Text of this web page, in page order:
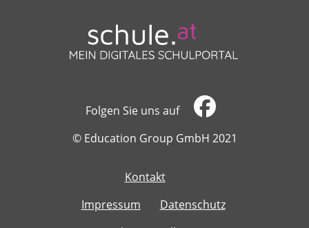
Folgen Sie uns auf
​​​​​​​© Education Group GmbH 2021
Kontakt
Impressum
Datenschutz